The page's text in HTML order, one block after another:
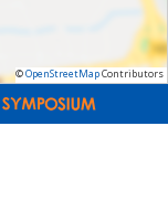
©OpenStreetMapContributors